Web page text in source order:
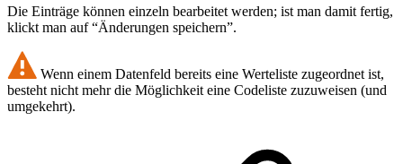
Die Einträge können einzeln bearbeitet werden; ist man damit fertig,
klickt man auf “Änderungen speichern”.
Wenn einem Datenfeld bereits eine Werteliste zugeordnet ist,
besteht nicht mehr die Möglichkeit eine Codeliste zuzuweisen (und
umgekehrt).